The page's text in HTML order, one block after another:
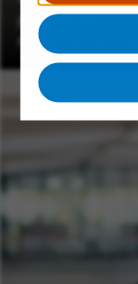
Find answers to
recruitment